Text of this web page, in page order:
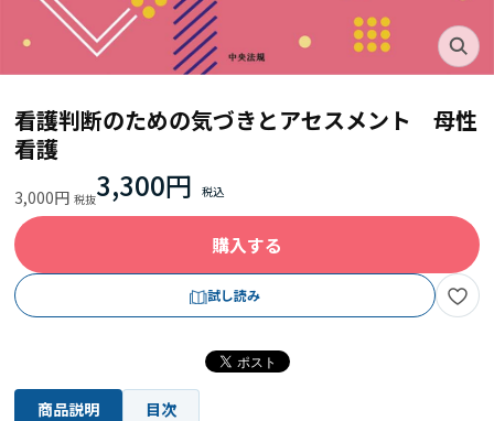
看護判断のための気づきとアセスメント 母性
看護
3,000円 3,300円
購入する
試し読み
商品説明 目次